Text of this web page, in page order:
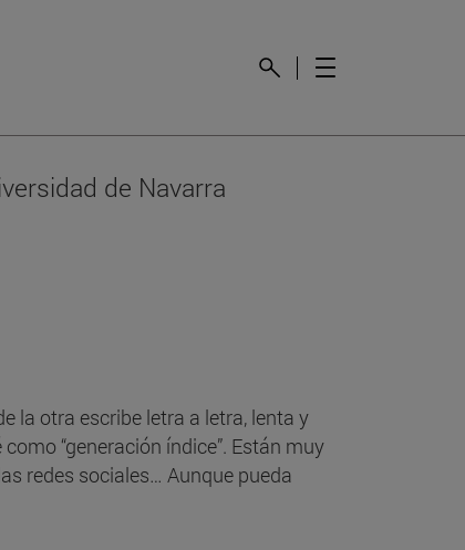
de Navarra
la otra escribe letra a letra, lenta y
“generación índice”. Están muy
redes sociales… Aunque pueda